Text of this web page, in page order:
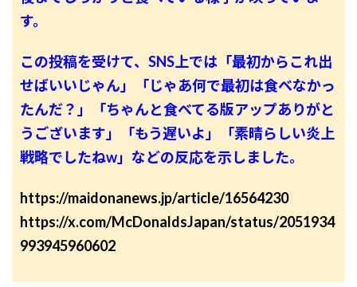
す。
この投稿を受けて、SNS上では「最初からこれ出
せばいいじゃん」「じゃあ何で最初は食べなかっ
たんだ？」「ちゃんと食べてる版アップありがと
うございます」「もう遅いよ」「素晴らしい炎上
戦略でしたねw」などの反応を示しました。
https://maidonanews.jp/article/16564230
https://x.com/McDonaldsJapan/status/2051934
993945960602